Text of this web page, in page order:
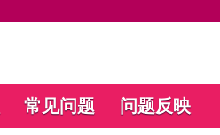
常见问题 问题反映